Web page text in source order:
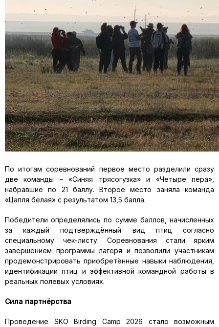
По итогам соревнований первое место разделили сразу
две команды – «Синяя трясогузка» и «Четыре пера»,
набравшие по 21 баллу. Второе место заняла команда
«Цапля белая» с результатом 13,5 балла.
Победители определялись по сумме баллов, начисленных
за каждый подтверждённый вид птиц согласно
специальному чек-листу. Соревнования стали ярким
завершением программы лагеря и позволили участникам
продемонстрировать приобретённые навыки наблюдения,
идентификации птиц и эффективной командной работы в
реальных полевых условиях.
Сила партнёрства
Проведение SKO Birding Camp 2026 стало возможным